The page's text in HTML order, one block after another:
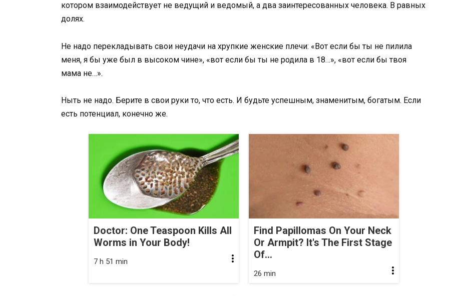
котором взаимодействует не ведущий и ведомый, а два заинтересованных человека. В равных
долях.
Не надо перекладывать свои неудачи на хрупкие женские плечи: «Вот если бы ты не пилила
меня, я бы уже был в высоком чине», «вот если бы ты не родила в 18…», «вот если бы твоя
мама не…».
Ныть не надо. Берите в свои руки то, что есть. И будьте успешным, знаменитым, богатым. Если
есть потенциал, конечно же.
Doctor: One Teaspoon Kills All
Worms in Your Body!
7 h 51 min
Find Papillomas On Your Neck
Or Armpit? It's The First Stage
Of...
26 min